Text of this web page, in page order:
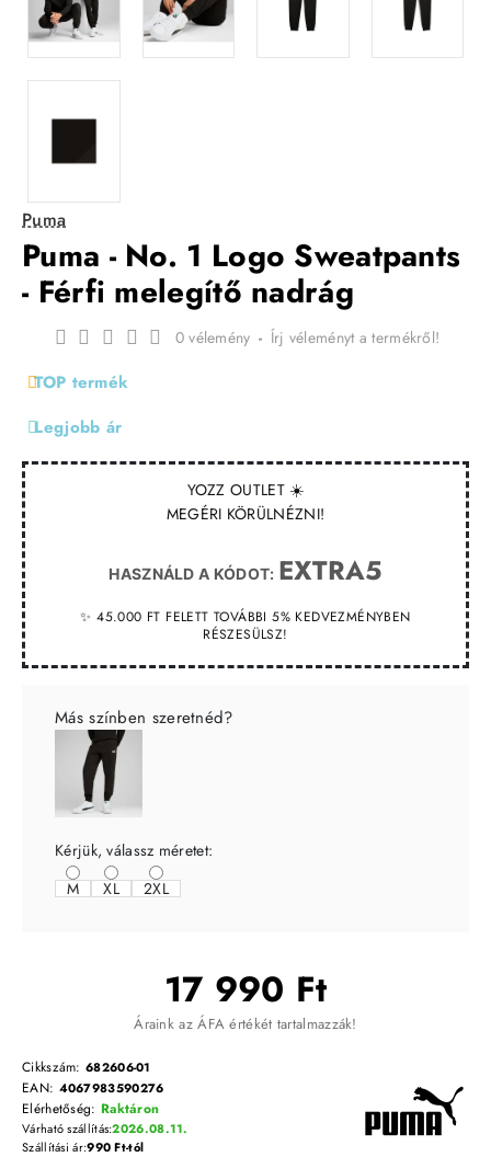
Puma
Puma - No. 1 Logo Sweatpants
- Férfi melegítő nadrág
YOZZ OUTLET ☀️
MEGÉRI KÖRÜLNÉZNI!
HASZNÁLD A KÓDOT: EXTRA5
✨ 45.000 FT FELETT TOVÁBBI 5% KEDVEZMÉNYBEN
RÉSZESÜLSZ!
TOP termék
Legjobb ár
0 vélemény - Írj véleményt a termékről!
17 990 Ft
Áraink az ÁFA értékét tartalmazzák!
Cikkszám: 682606-01
EAN: 4067983590276
Elérhetőség: Raktáron
Várható szállítás:2026.08.11.
Szállítási ár:990 Ft-tól
Más színben szeretnéd?
Kérjük, válassz méretet:
M
XL 2XL